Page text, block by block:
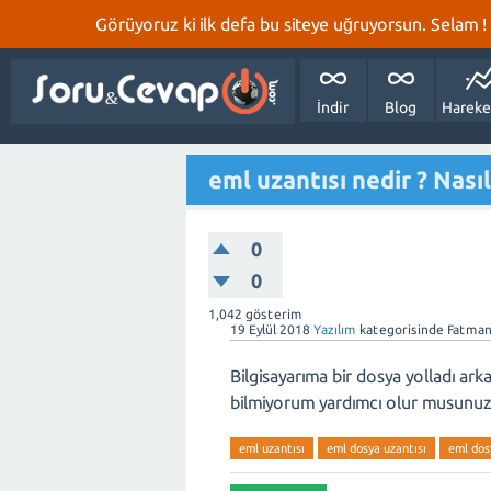
Görüyoruz ki ilk defa bu siteye uğruyorsun. Selam !
İndir Blog
eml uzantısı nedir ? Nasıl
0
0
1,042 gösterim
19 Eylül 2018 Yazılım kategorisinde
Bilgisayarıma bir dosya yolladı
bilmiyorum yardımcı olur
eml uzantısı eml dosya uzantısı eml